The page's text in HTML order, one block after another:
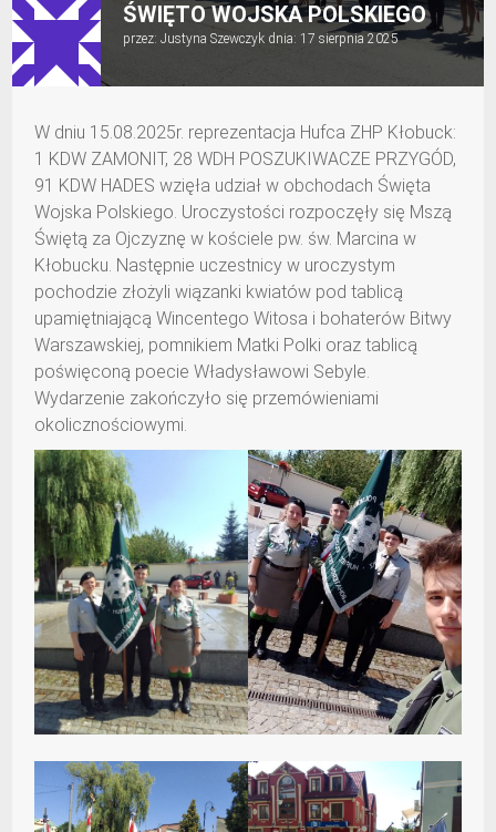
ŚWIĘTO WOJSKA POLSKIEGO
przez:Justyna Szewczyk dnia:17 sierpnia 2025
W dniu 15.08.2025r. reprezentacja Hufca ZHP Kłobuck:
1 KDW ZAMONIT, 28 WDH POSZUKIWACZE PRZYGÓD,
91 KDW HADES wzięła udział w obchodach Święta
Wojska Polskiego. Uroczystości rozpoczęły się Mszą
Świętą za Ojczyznę w kościele pw. św. Marcina w
Kłobucku. Następnie uczestnicy w uroczystym
pochodzie złożyli wiązanki kwiatów pod tablicą
upamiętniającą Wincentego Witosa i bohaterów Bitwy
Warszawskiej, pomnikiem Matki Polki oraz tablicą
poświęconą poecie Władysławowi Sebyle.
Wydarzenie zakończyło się przemówieniami
okolicznościowymi.